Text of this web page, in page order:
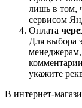
лишь в том,
сервисом
Оплата
Для выбора
укажите
В интернет-